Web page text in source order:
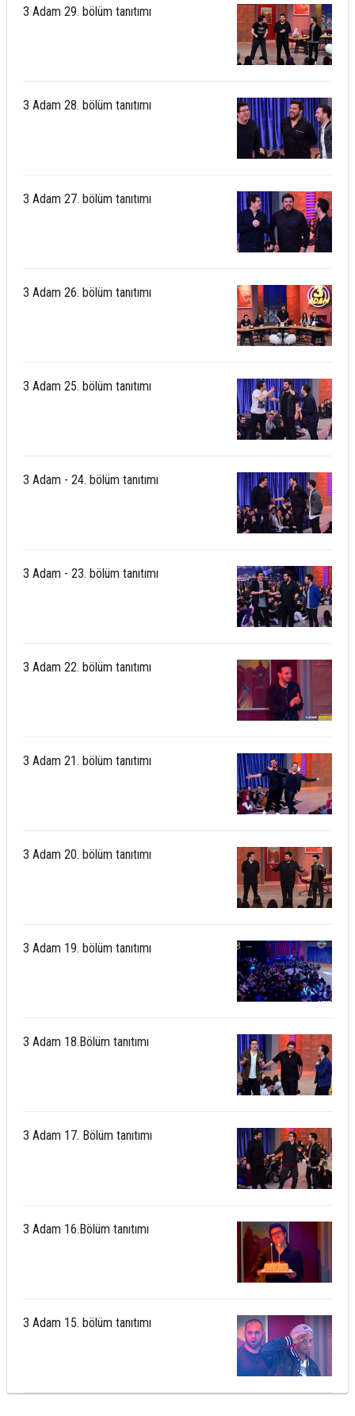
3 Adam 29. bölüm tanıtımı
3 Adam 28. bölüm tanıtımı
3 Adam 27. bölüm tanıtımı
3 Adam 26. bölüm tanıtımı
3 Adam 25. bölüm tanıtımı
3 Adam - 24. bölüm tanıtımı
3 Adam - 23. bölüm tanıtımı
3 Adam 22. bölüm tanıtımı
3 Adam 21. bölüm tanıtımı
3 Adam 20. bölüm tanıtımı
3 Adam 19. bölüm tanıtımı
3 Adam 18.Bölüm tanıtımı
3 Adam 17. Bölüm tanıtımı
3 Adam 16.Bölüm tanıtımı
3 Adam 15. bölüm tanıtımı